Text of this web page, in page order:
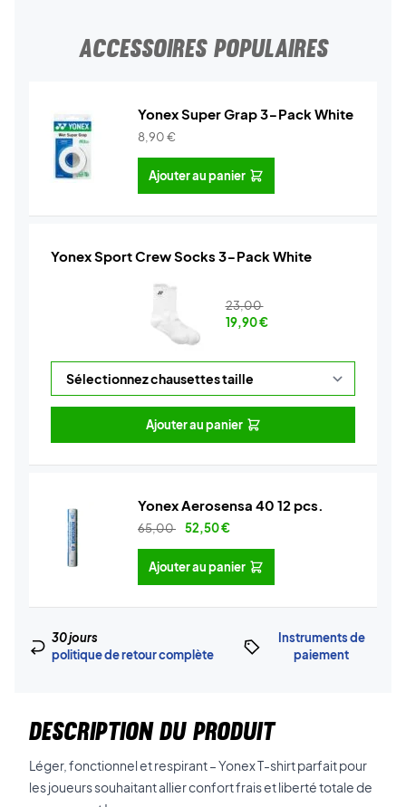
ACCESSOIRES POPULAIRES
Yonex Super Grap 3-Pack White
8,90€
Ajouter au panier
Yonex Sport Crew Socks 3-Pack White
23,00
19,90€
Ajouter au panier
Yonex Aerosensa 40 12 pcs.
65,00 52,50€
Ajouter au panier
30 jours
politique de retour complète
Instruments de
paiement
DESCRIPTION DU PRODUIT
Léger, fonctionnel et respirant – Yonex T-shirt parfait pour
les joueurs souhaitant allier confort frais et liberté totale de